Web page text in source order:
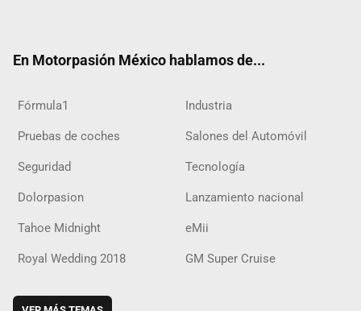
En Motorpasión México hablamos de...
Fórmula1 Industria
Pruebas de coches Salones del Automóvil
Seguridad Tecnología
Dolorpasion Lanzamiento nacional
Tahoe Midnight eMii
Royal Wedding 2018 GM Super Cruise